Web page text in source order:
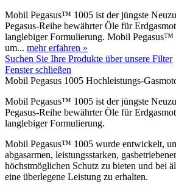
Mobil Pegasus™ 1005 ist der jüngste
Pegasus-Reihe bewährter Öle für
langlebiger Formulierung. Mobil
um... mehr erfahren »
Suchen Sie Ihre Produkte über unsere Filter
Fenster schließen
Mobil Pegasus 1005 Hochleistungs-
Mobil Pegasus™ 1005 ist der jüngste
Pegasus-Reihe bewährter Öle für
langlebiger Formulierung.
Mobil Pegasus™ 1005 wurde entwickelt,
abgasarmen, leistungsstarken,
höchstmöglichen Schutz zu bieten und bei
eine überlegene Leistung zu erhalten.